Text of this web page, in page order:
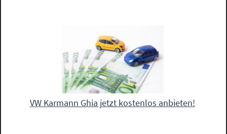
VW Karmann Ghia jetzt kostenlos anbieten!